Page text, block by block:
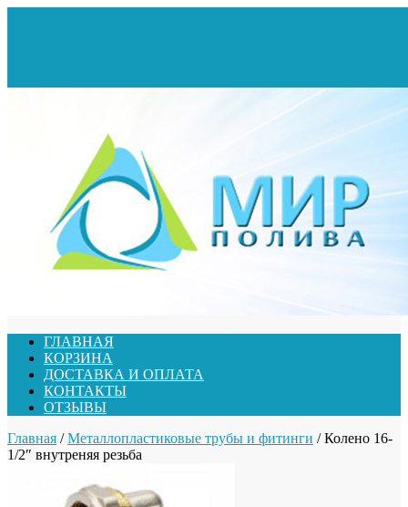
ГЛАВНАЯ
КОРЗИНА
ДОСТАВКА И ОПЛАТА
КОНТАКТЫ
ОТЗЫВЫ
Главная /Металлопластиковые трубы и фитинги / Колено 16-
1/2″ внутреняя резьба